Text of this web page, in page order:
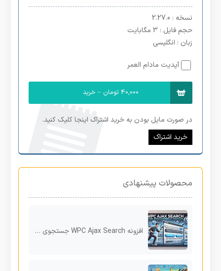
نسخه : 2.27.0
حجم فایل : 3 مگابایت
زبان : انگلیسی
آپدیت مادام العمر
40,000 تومان – خرید
در صورت مایل بودن به خرید اشتراک اینجا کلیک کنید.
خرید اشتراک
محصولات پیشنهادی
افزونه WPC Ajax Search جستجوی سریع و پیشرفته برای ووکامرس